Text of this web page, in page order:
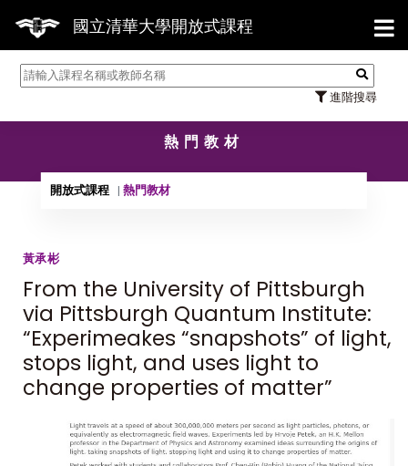
國立清華大學開放式課程
進階搜尋
【
熱門教材
開放式課程 熱門教材
黃承彬
From the University of Pittsburgh
via Pittsburgh Quantum Institute:
“Experimeakes “snapshots” of light,
stops light, and uses light to
change properties of matter”